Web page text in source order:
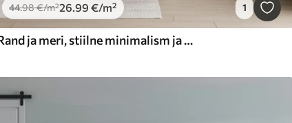
44.98€/m²26.99 €/m² 1
Rand ja meri, stiilne minimalism ja pööning